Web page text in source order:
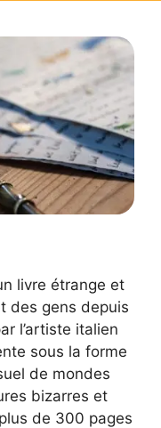
livre étrange et
des gens depuis
l’artiste italien
sous la forme
de mondes
bizarres et
de 300 pages